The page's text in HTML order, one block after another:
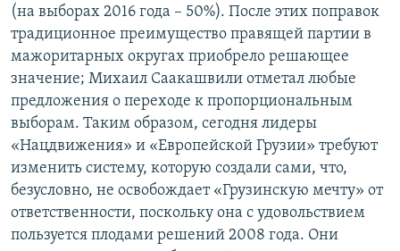
(на выборах 2016 года – 50%). После этих поправок
традиционное преимущество правящей партии в
мажоритарных округах приобрело решающее
значение; Михаил Саакашвили отметал любые
предложения о переходе к пропорциональным
выборам. Таким образом, сегодня лидеры
«Нацдвижения» и «Европейской Грузии» требуют
изменить систему, которую создали сами, что,
безусловно, не освобождает «Грузинскую мечту» от
ответственности, поскольку она с удовольствием
пользуется плодами решений 2008 года. Они